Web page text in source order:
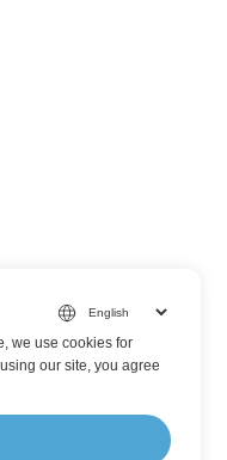
we use cookies for
our site, you agree